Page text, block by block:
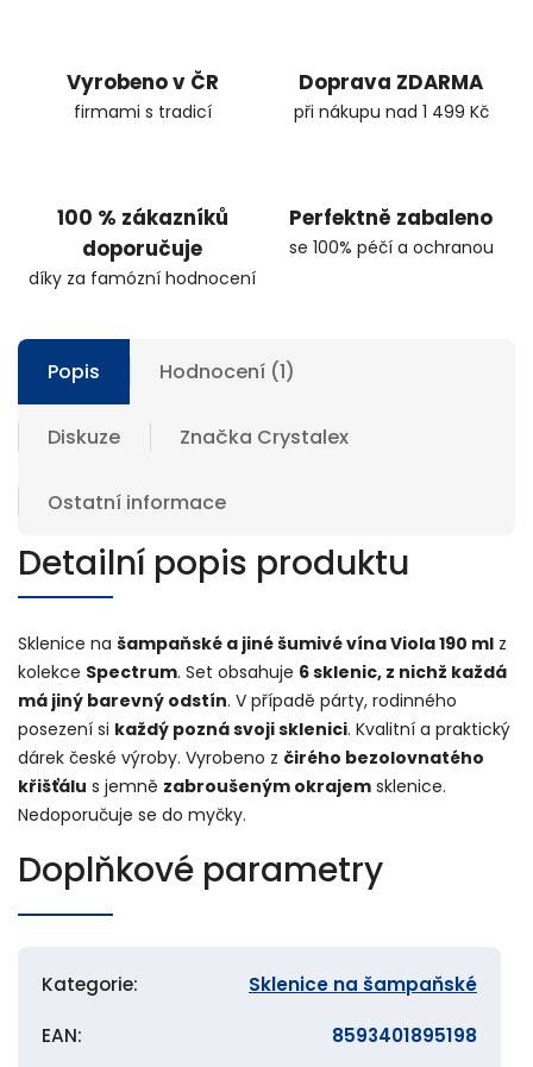
Vyrobeno v ČR
firmami s tradicí
Doprava ZDARMA
při nákupu nad 1 499 Kč
100 % zákazníků
doporučuje
díky za famózní hodnocení
Perfektně zabaleno
se 100% péčí a ochranou
Popis Hodnocení (1)
Diskuze Značka Crystalex
Ostatní informace
Detailní popis produktu
Sklenice na šampaňské a jiné šumivé vína Viola 190 ml z
kolekce Spectrum. Set obsahuje 6 sklenic, z nichž každá
má jiný barevný odstín. V případě párty, rodinného
posezení si každý pozná svoji sklenici. Kvalitní a praktický
dárek české výroby. Vyrobeno z čirého bezolovnatého
křišťálu s jemně zabroušeným okrajem sklenice.
Nedoporučuje se do myčky.
Doplňkové parametry
Kategorie: Sklenice na šampaňské
EAN: 8593401895198